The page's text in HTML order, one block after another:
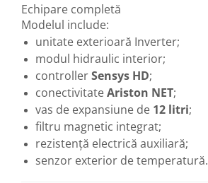
Accesorii
Cleme de fixare si coliere
Accesorii de montaj
Substante intretinere instalatii
Accesorii instalatii termice
Distribuitoare
Filtre apa
Baterii
Echipare completă
Modelul include:
unitate exterioară Inverter;
modul hidraulic interior;
controllerSensys HD;
conectivitateAriston NET;
vas de expansiune de 12 litri;
filtru magnetic integrat;
rezistență electrică auxiliară;
senzor exterior de temperatură.